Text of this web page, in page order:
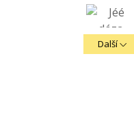
Další